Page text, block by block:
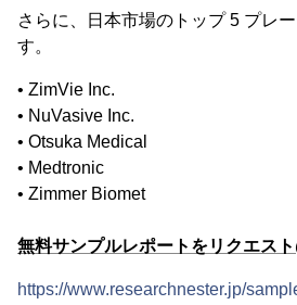
さらに、日本市場のトップ 5 プレ
す。
• ZimVie Inc.
• NuVasive Inc.
• Otsuka Medical
• Medtronic
• Zimmer Biomet
無料サンプルレポートをリクエスト
https://www.researchnester.jp/